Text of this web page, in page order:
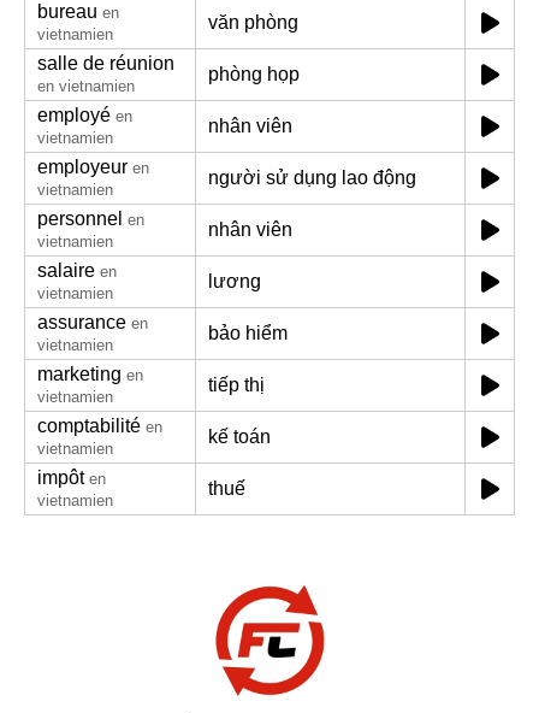
bureau en
vietnamien
văn phòng
salle de réunion
en vietnamien
phòng họp
employé en
vietnamien
nhân viên
employeur en
vietnamien
người sử dụng lao động
personnel en
vietnamien
nhân viên
salaire en
vietnamien
lương
assurance en
vietnamien
bảo hiểm
marketing en
vietnamien
tiếp thị
comptabilité en
vietnamien
kế toán
impôt en
vietnamien
thuế